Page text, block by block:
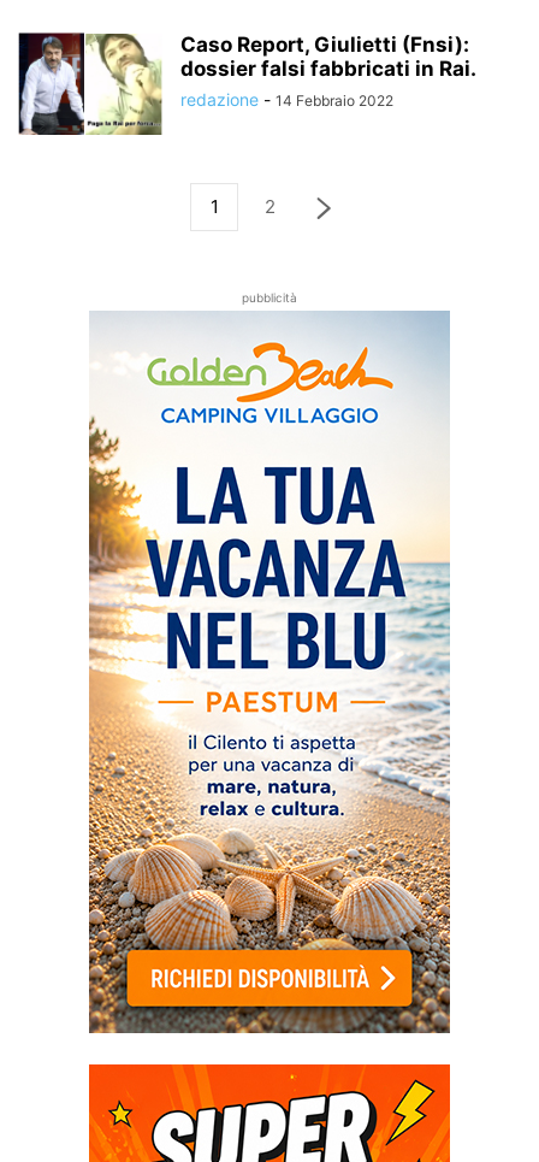
Caso Report, Giulietti (Fnsi):
dossier falsi fabbricati in Rai.
redazione - 14 Febbraio 2022
1 2
pubblicità